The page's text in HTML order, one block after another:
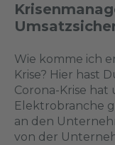
Wie komme ich
Krise? Hier hast
Corona-Krise hat
Elektrobranche
an den
von der